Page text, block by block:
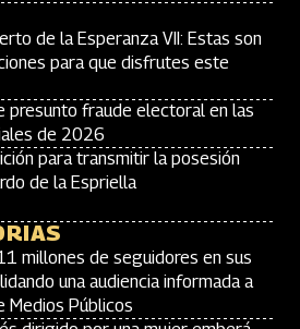
de la Esperanza VII: Estas son
para que disfrutes este
presunto fraude electoral en las
de 2026
para transmitir la posesión
de la Espriella
millones de seguidores en sus
una audiencia informada a
Medios Públicos